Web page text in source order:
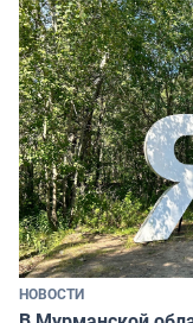
НОВОСТИ